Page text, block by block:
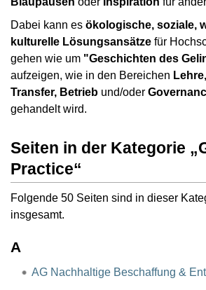
Dabei kann es ökologische, soziale,
kulturelle Lösungsansätze für
gehen wie um "Geschichten des
aufzeigen, wie in den Bereichen
Transfer, Betrieb und/oder
gehandelt wird.
Seiten in der Kategorie
Practice“
Folgende 50 Seiten sind in dieser
insgesamt.
A
AG Nachhaltige Beschaffung &